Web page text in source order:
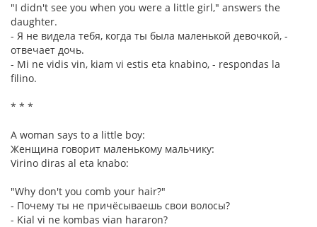
"I didn't see you when you were a little girl," answers the
daughter.
- Я не видела тебя, когда ты была маленькой девочкой, -
отвечает дочь.
- Mi ne vidis vin, kiam vi estis eta knabino, - respondas la
filino.
* * *
A woman says to a little boy:
Женщина говорит маленькому мальчику:
Virino diras al eta knabo:
"Why don't you comb your hair?"
- Почему ты не причёсываешь свои волосы?
- Kial vi ne kombas vian hararon?